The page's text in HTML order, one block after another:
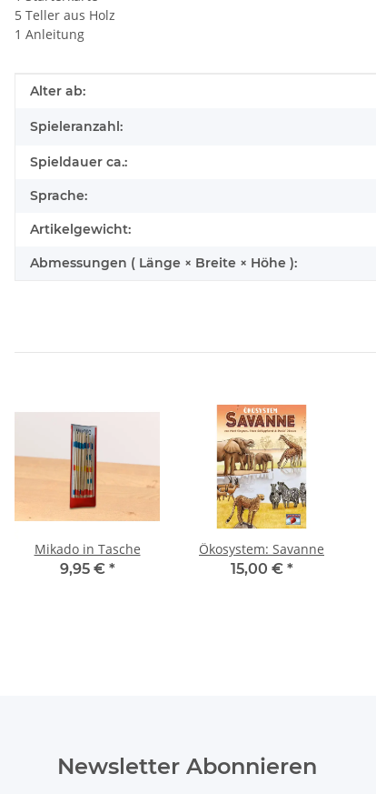
5 Teller aus Holz
1 Anleitung
Produkteigenschaft
Wert
Alter ab:
Spieleranzahl:
Spieldauer ca.:
Sprache:
Artikelgewicht:
Abmessungen ( Länge × Breite × Höhe ):
Mikado in Tasche
9,95 € *
Ökosystem: Savanne
15,00 € *
Newsletter Abonnieren